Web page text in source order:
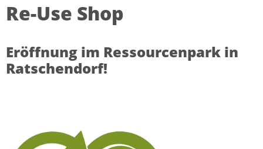
Re-Use Shop
Eröffnung im Ressourcenpark in
Ratschendorf!